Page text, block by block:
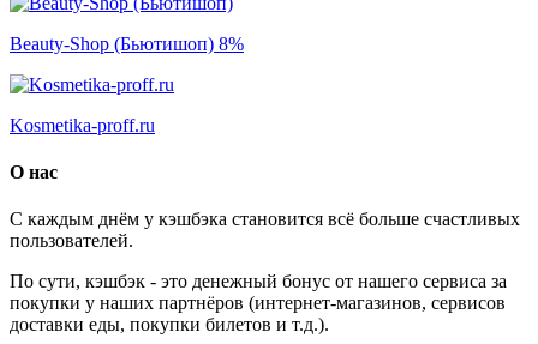
Beauty-Shop (Бьютишоп) 8%
Kosmetika-proff.ru
О нас
С каждым днём у кэшбэка становится всё больше счастливых
пользователей.
По сути, кэшбэк - это денежный бонус от нашего сервиса за
покупки у наших партнёров (интернет-магазинов, сервисов
доставки еды, покупки билетов и т.д.).